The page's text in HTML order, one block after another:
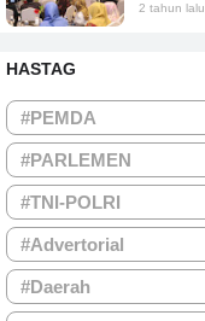
2 tahun lalu
HASTAG
#PEMDA
#PARLEMEN
#TNI-POLRI
#Advertorial
#Daerah